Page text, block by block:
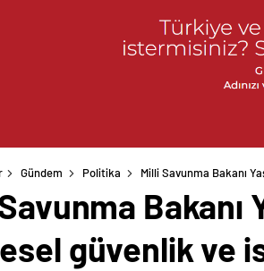
Gündem Politika Milli Savunma Bakanı
Bakanı
güvenlik ve